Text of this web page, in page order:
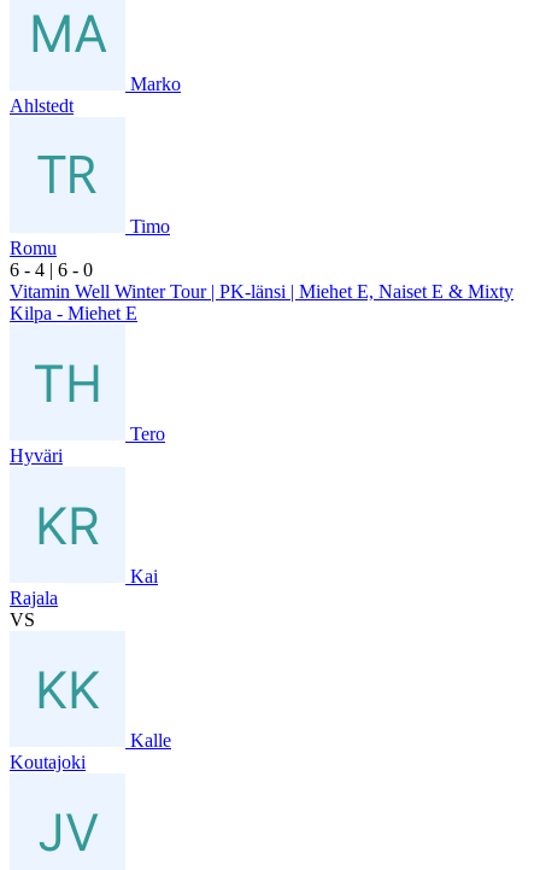
Marko
Ahlstedt
Timo
Romu
6 - 4 | 6 - 0
Vitamin Well Winter Tour | PK-länsi | Miehet E, Naiset E & Mixty
Kilpa - Miehet E
Tero
Hyväri
Kai
Rajala
VS
Kalle
Koutajoki